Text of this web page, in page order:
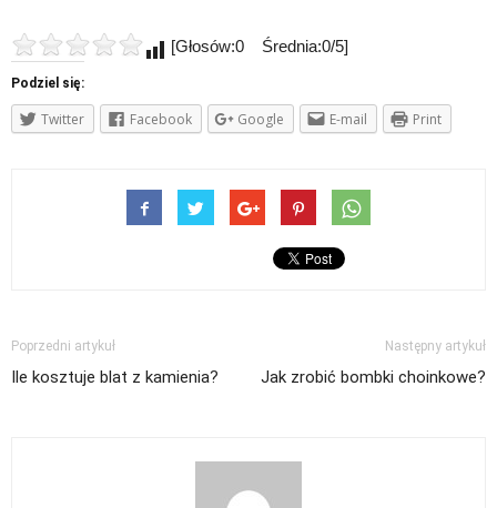
[Głosów:0 Średnia:0/5]
Podziel się:
Twitter Facebook Google E-mail Print
Poprzedni artykuł
Ile kosztuje blat z kamienia?
Następny artykuł
Jak zrobić bombki choinkowe?